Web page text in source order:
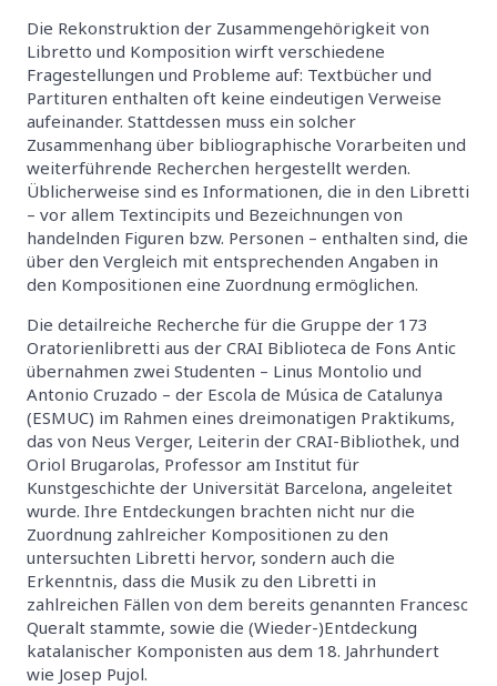
Die Rekonstruktion der Zusammengehörigkeit von
Libretto und Komposition wirft verschiedene
Fragestellungen und Probleme auf: Textbücher und
Partituren enthalten oft keine eindeutigen Verweise
aufeinander. Stattdessen muss ein solcher
Zusammenhang über bibliographische Vorarbeiten und
weiterführende Recherchen hergestellt werden.
Üblicherweise sind es Informationen, die in den Libretti
– vor allem Textincipits und Bezeichnungen von
handelnden Figuren bzw. Personen – enthalten sind, die
über den Vergleich mit entsprechenden Angaben in
den Kompositionen eine Zuordnung ermöglichen.
Die detailreiche Recherche für die Gruppe der 173
Oratorienlibretti aus der CRAI Biblioteca de Fons Antic
übernahmen zwei Studenten – Linus Montolio und
Antonio Cruzado – der Escola de Música de Catalunya
(ESMUC) im Rahmen eines dreimonatigen Praktikums,
das von Neus Verger, Leiterin der CRAI-Bibliothek, und
Oriol Brugarolas, Professor am Institut für
Kunstgeschichte der Universität Barcelona, angeleitet
wurde. Ihre Entdeckungen brachten nicht nur die
Zuordnung zahlreicher Kompositionen zu den
untersuchten Libretti hervor, sondern auch die
Erkenntnis, dass die Musik zu den Libretti in
zahlreichen Fällen von dem bereits genannten Francesc
Queralt stammte, sowie die (Wieder-)Entdeckung
katalanischer Komponisten aus dem 18. Jahrhundert
wie Josep Pujol.